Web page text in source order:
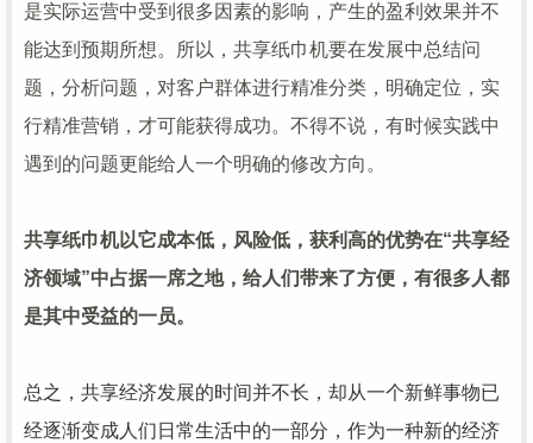
是实际运营中受到很多因素的影响，产生的盈利效果并不
能达到预期所想。所以，共享纸巾机要在发展中总结问
题，分析问题，对客户群体进行精准分类，明确定位，实
行精准营销，才可能获得成功。不得不说，有时候实践中
遇到的问题更能给人一个明确的修改方向。
共享纸巾机以它成本低，风险低，获利高的优势在“共享经
济领域”中占据一席之地，给人们带来了方便，有很多人都
是其中受益的一员。
总之，共享经济发展的时间并不长，却从一个新鲜事物已
经逐渐变成人们日常生活中的一部分，作为一种新的经济